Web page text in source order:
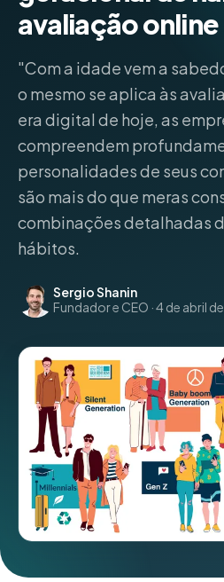
avaliação online
"Com a idade vem a
o mesmo se aplica às
era digital de hoje, as
compreendem
personalidades de seus
são mais do que meras
combinações detalhadas
hábitos.
Sergio Shanin
Fundador e CEO · 4 de abril